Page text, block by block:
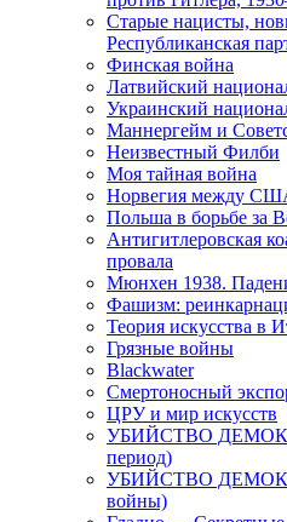
Старые нацисты,
Республиканская
Финская война
Латвийский
Украинский
Маннергейм и
Неизвестный Филби
Моя тайная война
Норвегия между
Польша в борьбе за
Антигитлеровская
провала
Мюнхен 1938.
Фашизм:
Теория искусства в
Грязные войны
Blackwater
Смертоносный
ЦРУ и мир искусств
УБИЙСТВО
период)
УБИЙСТВО
войны)